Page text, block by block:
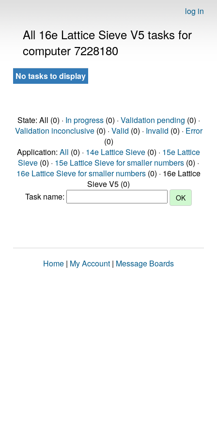
log in
All 16e Lattice Sieve V5 tasks for
computer 7228180
No tasks to display
State: All (0) · In progress(0) · Validation pending (0) ·
Validation inconclusive(0) · Valid (0) · Invalid (0) · Error
(0)
Application: All (0) · 14e Lattice Sieve (0) · 15e Lattice
Sieve (0) · 15e Lattice Sieve for smaller numbers (0) ·
16e Lattice Sieve for smaller numbers (0) · 16e Lattice
Sieve V5 (0)
Task name:
Home | My Account | Message Boards